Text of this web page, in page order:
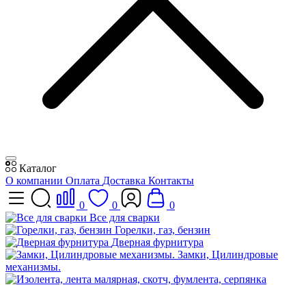
Каталог
О компании Оплата Доставка Контакты
0 0
0
Все для сварки
Горелки, газ, бензин
Дверная фурнитура
Замки, Цилиндровые
механизмы.